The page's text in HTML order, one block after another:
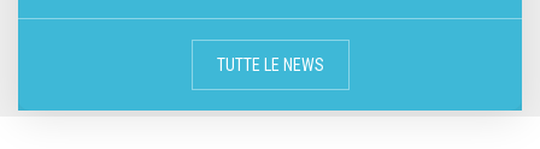
TUTTE LE NEWS